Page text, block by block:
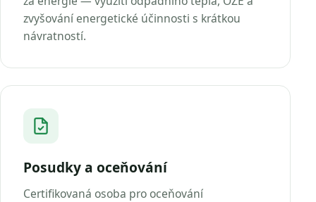
zvyšování energetické účinnosti s krátkou
návratností.
Posudky a oceňování
Certifikovaná osoba pro oceňování